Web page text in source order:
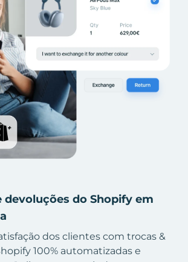
devoluções do Shopify em
dos clientes com trocas &
100% automatizadas e